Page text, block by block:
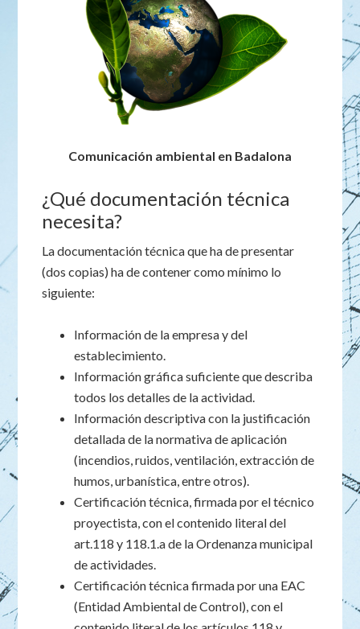
Comunicación ambiental en Badalona
¿Qué documentación técnica
necesita?
La documentación técnica que ha de presentar
(dos copias) ha de contener como mínimo lo
siguiente:
Información de la empresa y del
establecimiento.
Información gráfica suficiente que describa
todos los detalles de la actividad.
Información descriptiva con la justificación
detallada de la normativa de aplicación
(incendios, ruidos, ventilación, extracción de
humos, urbanística, entre otros).
Certificación técnica, firmada por el técnico
proyectista, con el contenido literal del
art.118 y 118.1.a de la Ordenanza municipal
de actividades.
Certificación técnica firmada por una EAC
(Entidad Ambiental de Control), con el